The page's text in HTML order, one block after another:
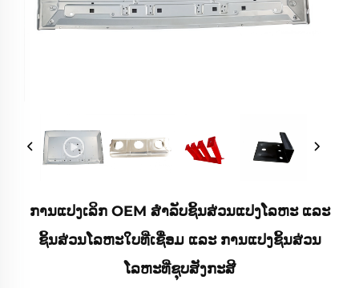
ການແປງເລິກ OEM ສຳລັບຊິ້ນສ່ວນແປງໂລຫະ ແລະ
ຊິ້ນສ່ວນໂລຫະໃບທີ່ເຊື່ອມ ແລະ ການແປງຊິ້ນສ່ວນ
ໂລຫະທີ່ຊຸບສັງກະສີ